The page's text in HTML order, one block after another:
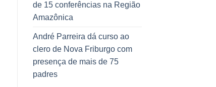
de 15 conferências na Região
Amazônica
André Parreira dá curso ao
clero de Nova Friburgo com
presença de mais de 75
padres